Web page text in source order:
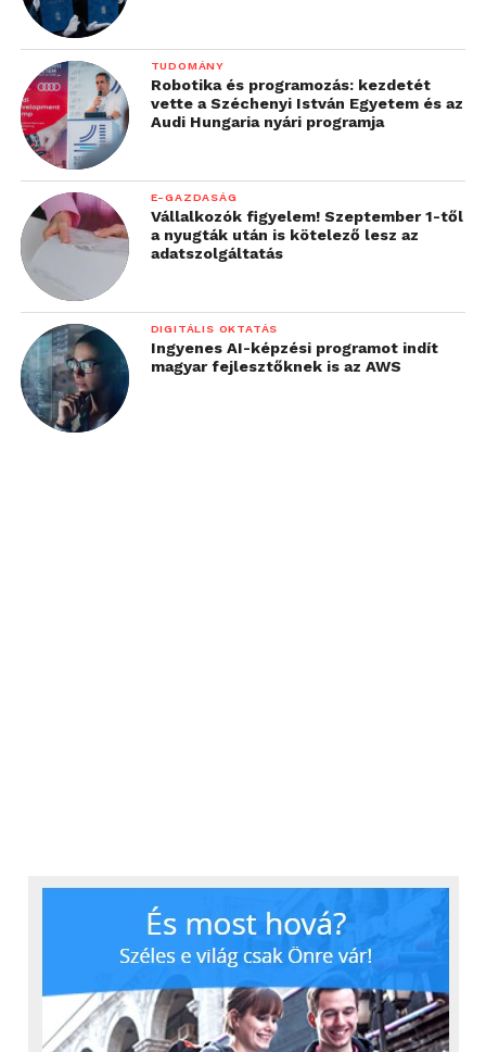
TUDOMÁNY
Robotika és programozás: kezdetét
vette a Széchenyi István Egyetem és az
Audi Hungaria nyári programja
E-GAZDASÁG
Vállalkozók figyelem! Szeptember 1-től
a nyugták után is kötelező lesz az
adatszolgáltatás
DIGITÁLIS OKTATÁS
Ingyenes AI-képzési programot indít
magyar fejlesztőknek is az AWS